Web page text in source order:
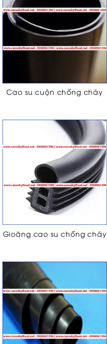
Cao su cuộn chống cháy
Gioăng cao su chống cháy